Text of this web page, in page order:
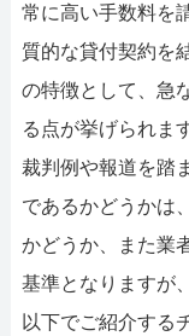
常に高い手数料を
質的な貸付契約を
の特徴として、急
る点が挙げられます
裁判例や報道を踏
であるかどうかは
かどうか、また業
基準となりますが
以下でご紹介する